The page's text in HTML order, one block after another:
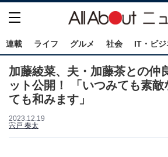
連載 ライフ グルメ 社会 IT・ビジ
加藤綾菜、夫・加藤茶との仲
ット公開！ 「いつみても素敵
ても和みます」
2023.12.19
宍戸 奏太